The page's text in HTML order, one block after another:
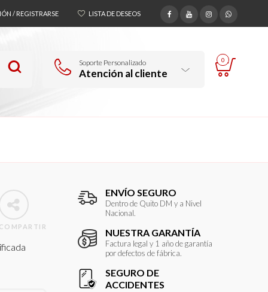
/ REGISTRARSE LISTA DE DESEOS
Soporte Personalizado
Atención al cliente
0
ENVÍO SEGURO
Dentro de Quito DM y a Nivel
Nacional.
NUESTRA GARANTÍA
Factura legal y 1 año de garantía
por defectos de fábrica.
SEGURO DE
ACCIDENTES